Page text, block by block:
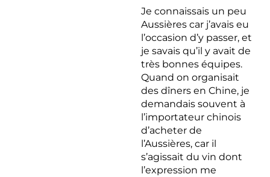
Je connaissais un peu
Aussières car j’avais eu
l’occasion d’y passer, et
je savais qu’il y avait de
très bonnes équipes.
Quand on organisait
des dîners en Chine, je
demandais souvent à
l’importateur chinois
d’acheter de
l’Aussières, car il
s’agissait du vin dont
l’expression me